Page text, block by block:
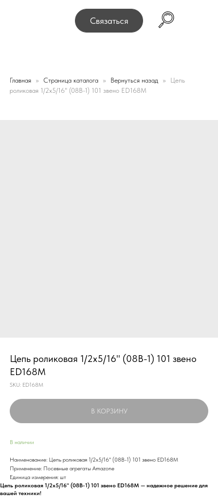
Связаться
г. Минск, переулок Промышленный 16, офис № 15
Главная Страница каталога Вернуться назад
Цепь
роликовая 1/2x5/16" (08B-1) 101 звено ED168M
Цепь роликовая 1/2x5/16" (08B-1) 101 звено
ED168M
SKU: ED168M
В КОРЗИНУ
В наличии
Наименование: Цепь роликовая 1/2x5/16" (08B-1) 101 звено ED168M
Применение: Посевные агрегаты Amazone
Единица измерения: шт
Цепь роликовая 1/2x5/16" (08B-1) 101 звено ED168M — надежное решение для
вашей техники!